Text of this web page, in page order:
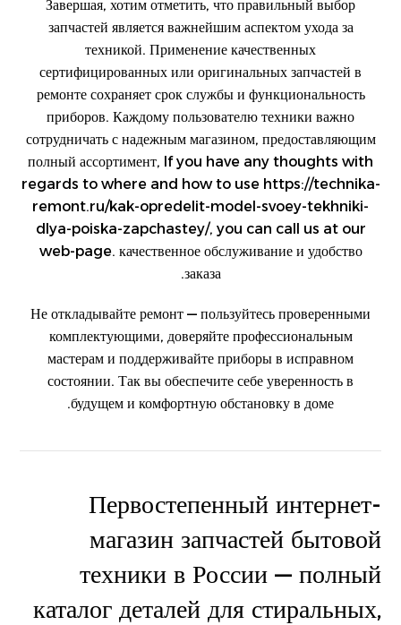
Завершая, хотим отметить, что правильный выбор
запчастей является важнейшим аспектом ухода за
техникой. Применение качественных
сертифицированных или оригинальных запчастей в
ремонте сохраняет срок службы и функциональность
приборов. Каждому пользователю техники важно
сотрудничать с надежным магазином, предоставляющим
полный ассортимент, If you have any thoughts with
regards to where and how to use https://technika-
remont.ru/kak-opredelit-model-svoey-tekhniki-
dlya-poiska-zapchastey/, you can call us at our
web-page. качественное обслуживание и удобство
заказа.
Не откладывайте ремонт — пользуйтесь проверенными
комплектующими, доверяйте профессиональным
мастерам и поддерживайте приборы в исправном
состоянии. Так вы обеспечите себе уверенность в
будущем и комфортную обстановку в доме.
Первостепенный интернет-
магазин запчастей бытовой
техники в России — полный
каталог деталей для стиральных,